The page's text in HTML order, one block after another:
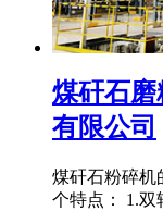
煤矸石
有限公司
煤矸石粉碎机
个特点： 1.双